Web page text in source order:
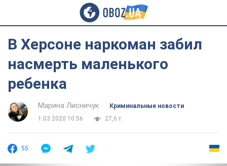
В Херсоне наркоман забил
насмерть маленького
ребенка
Марина Лисничук
Криминальные новости
1.03.2020 10:56
27,6 т.
55